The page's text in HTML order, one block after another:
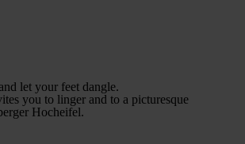
let your feet dangle.
you to linger and to a picturesque
Hocheifel.